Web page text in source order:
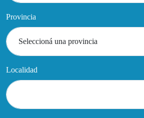
Provincia
Localidad